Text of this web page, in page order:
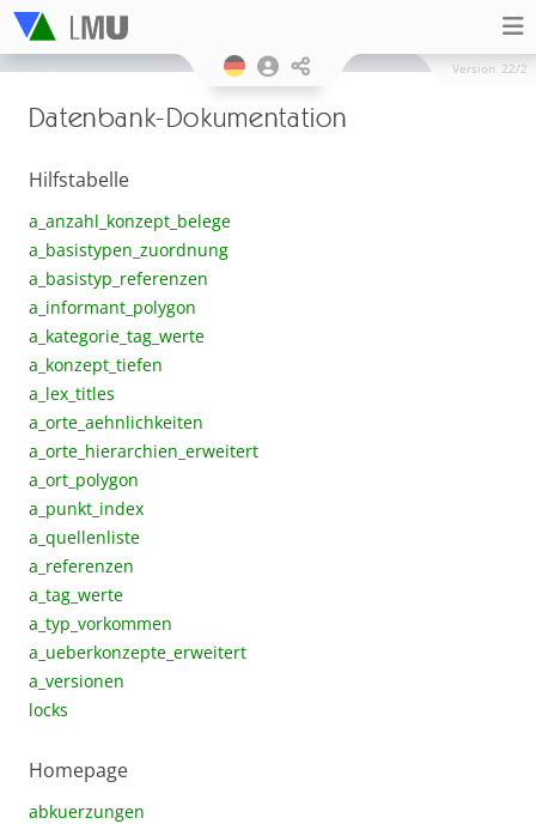
Version 22/2
Datenbank-Dokumentation
Hilfstabelle
a_anzahl_konzept_belege
a_basistypen_zuordnung
a_basistyp_referenzen
a_informant_polygon
a_kategorie_tag_werte
a_konzept_tiefen
a_lex_titles
a_orte_aehnlichkeiten
a_orte_hierarchien_erweitert
a_ort_polygon
a_punkt_index
a_quellenliste
a_referenzen
a_tag_werte
a_typ_vorkommen
a_ueberkonzepte_erweitert
a_versionen
locks
Homepage
abkuerzungen